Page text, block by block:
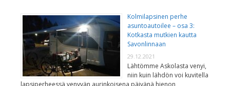
Kolmilapsinen perhe
asuntoautoilee – osa 3:
Kotkasta mutkien kautta
Savonlinnaan
29.12.2021
Lähtömme Askolasta venyi,
niin kuin lähdön voi kuvitella
lapsiperheessä venyvän aurinkoisena päivänä hienon